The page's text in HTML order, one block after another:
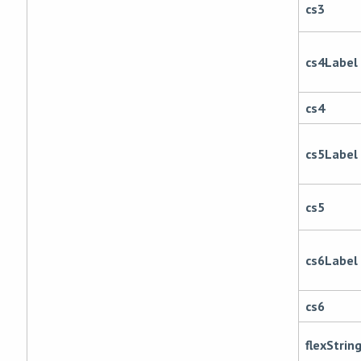
cs3
cs4Label
cs4
cs5Label
cs5
cs6Label
cs6